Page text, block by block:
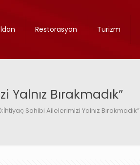
Restorasyon Turizm
Bırakmadık”
Sahibi Ailelerimizi Yalnız Bırakmadık”